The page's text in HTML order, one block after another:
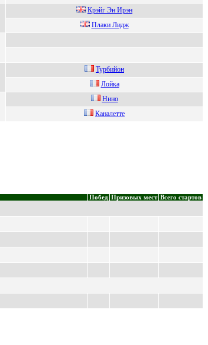
Кpэйг Эн Иpэн
Плaки Лидж
Туpбийон
Лoйка
Hино
Кaнaлeттe
Побед Призовых мест Всего стартов